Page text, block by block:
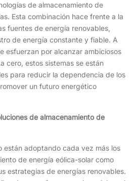
de almacenamiento de
Esta combinación hace frente a la
fuentes de energía renovables,
de energía constante y fiable. A
esfuerzan por alcanzar ambiciosos
cero, estos sistemas se están
para reducir la dependencia de los
un futuro energético
de almacenamiento de
están adoptando cada vez más los
de energía eólica-solar como
estrategias de energías renovables.